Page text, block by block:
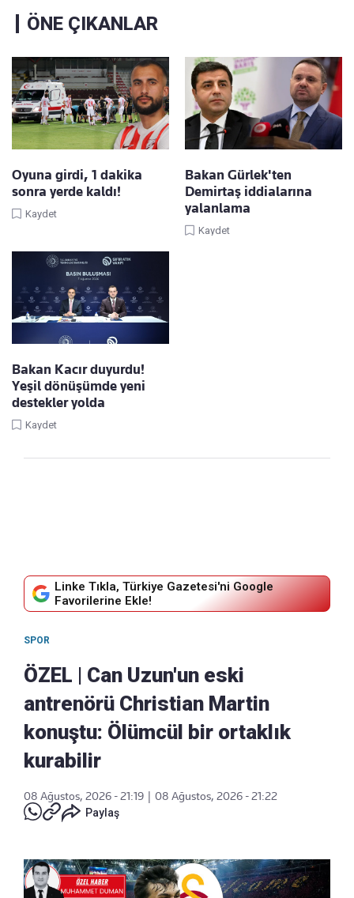
ÖNE ÇIKANLAR
Oyuna girdi, 1 dakika
sonra yerde kaldı!
Kaydet
Bakan Gürlek'ten
Demirtaş iddialarına
yalanlama
Kaydet
Bakan Kacır duyurdu!
Yeşil dönüşümde yeni
destekler yolda
Kaydet
Linke Tıkla, Türkiye Gazetesi'ni Google
Favorilerine Ekle!
SPOR
ÖZEL | Can Uzun'un eski
antrenörü Christian Martin
konuştu: Ölümcül bir ortaklık
kurabilir
08 Ağustos, 2026 - 21:19
08 Ağustos, 2026 - 21:22
Paylaş